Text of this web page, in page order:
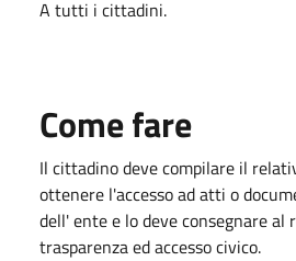
A tutti i cittadini.
Come fare
Il cittadino deve compilare il
ottenere l'accesso ad atti o
dell' ente e lo deve consegnare al
trasparenza ed accesso civico.